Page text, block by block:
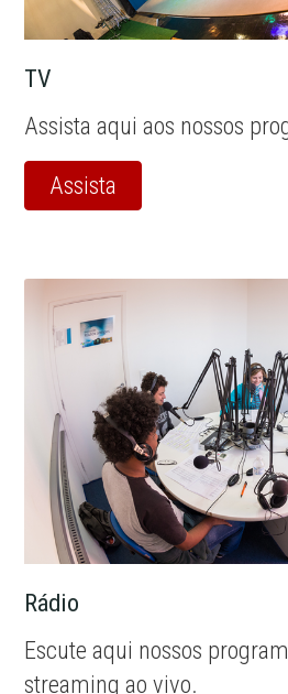
TV
Assista aqui aos nossos
Assista
Rádio
Escute aqui nossos
streaming ao vivo.